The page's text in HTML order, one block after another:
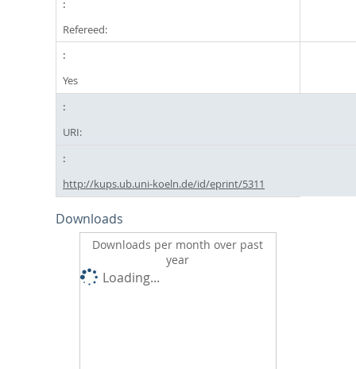
Refereed:
Yes
URI:
http://kups.ub.uni-koeln.de/id/eprint/5311
Downloads
Downloads per month over past
year
Loading...